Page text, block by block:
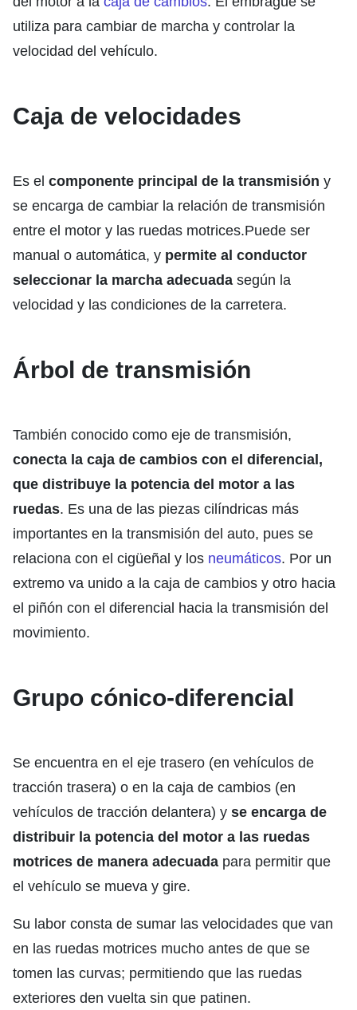
utiliza para cambiar de marcha y controlar la
velocidad del vehículo.
Caja de velocidades
Es el componente principal de la transmisión y
se encarga de cambiar la relación de transmisión
entre el motor y las ruedas motrices.Puede ser
manual o automática, y permite al conductor
seleccionar la marcha adecuada según la
velocidad y las condiciones de la carretera.
Árbol de transmisión
También conocido como eje de transmisión,
conecta la caja de cambios con el diferencial,
que distribuye la potencia del motor a las
ruedas. Es una de las piezas cilíndricas más
importantes en la transmisión del auto, pues se
relaciona con el cigüeñal y los neumáticos. Por un
extremo va unido a la caja de cambios y otro hacia
el piñón con el diferencial hacia la transmisión del
movimiento.
Grupo cónico-diferencial
Se encuentra en el eje trasero (en vehículos de
tracción trasera) o en la caja de cambios (en
vehículos de tracción delantera) y se encarga de
distribuir la potencia del motor a las ruedas
motrices de manera adecuada para permitir que
el vehículo se mueva y gire.
Su labor consta de sumar las velocidades que van
en las ruedas motrices mucho antes de que se
tomen las curvas; permitiendo que las ruedas
exteriores den vuelta sin que patinen.